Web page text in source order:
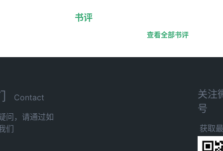
书评
查看全部书评
Contact
问，请通过如
们
关注
号
获取